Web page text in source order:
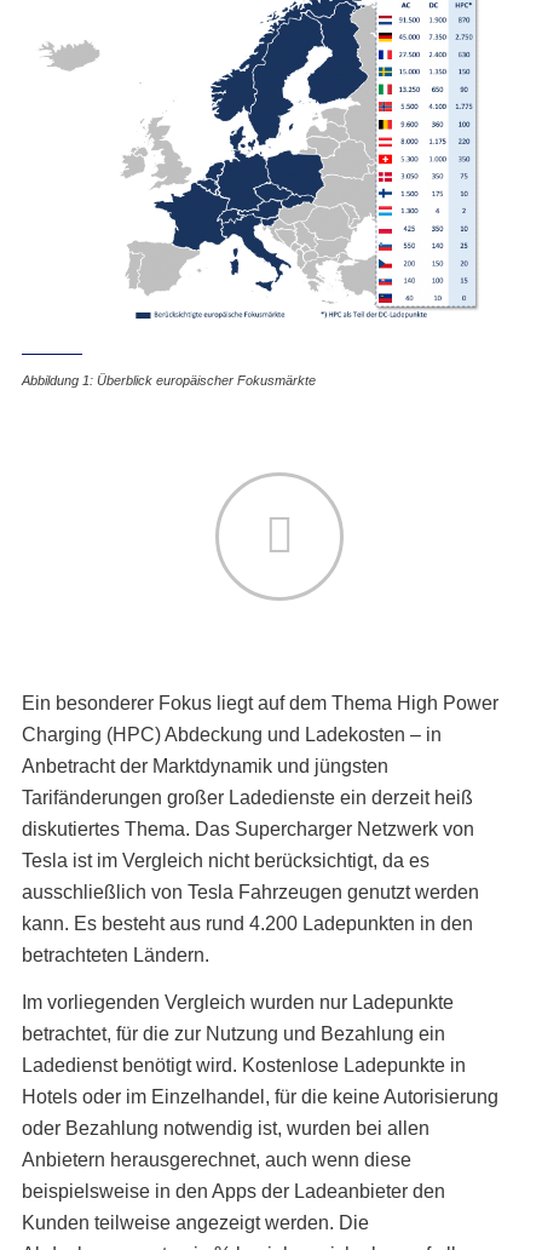
Abbildung 1: Überblick europäischer Fokusmärkte
Ein besonderer Fokus liegt auf dem Thema High Power
Charging (HPC) Abdeckung und Ladekosten – in
Anbetracht der Marktdynamik und jüngsten
Tarifänderungen großer Ladedienste ein derzeit heiß
diskutiertes Thema. Das Supercharger Netzwerk von
Tesla ist im Vergleich nicht berücksichtigt, da es
ausschließlich von Tesla Fahrzeugen genutzt werden
kann. Es besteht aus rund 4.200 Ladepunkten in den
betrachteten Ländern.
Im vorliegenden Vergleich wurden nur Ladepunkte
betrachtet, für die zur Nutzung und Bezahlung ein
Ladedienst benötigt wird. Kostenlose Ladepunkte in
Hotels oder im Einzelhandel, für die keine Autorisierung
oder Bezahlung notwendig ist, wurden bei allen
Anbietern herausgerechnet, auch wenn diese
beispielsweise in den Apps der Ladeanbieter den
Kunden teilweise angezeigt werden. Die